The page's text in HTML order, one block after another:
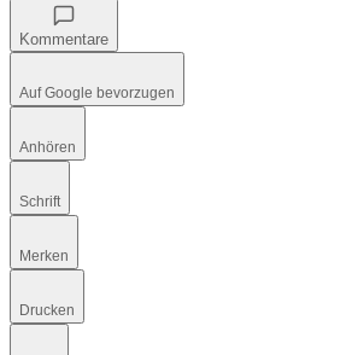
Kommentare
Auf Google bevorzugen
Anhören
Schrift
Merken
Drucken